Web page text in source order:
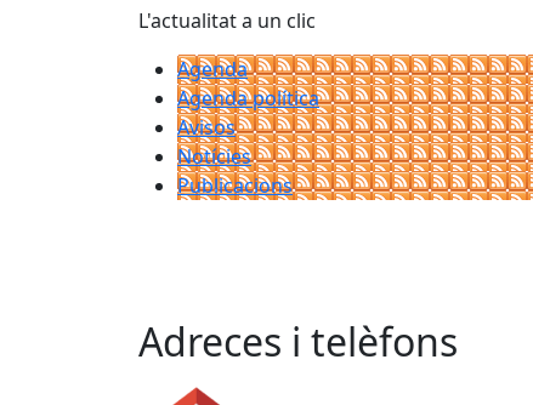
L'actualitat a un clic
Agenda
Agenda política
Avisos
Notícies
Publicacions
Adreces i telèfons